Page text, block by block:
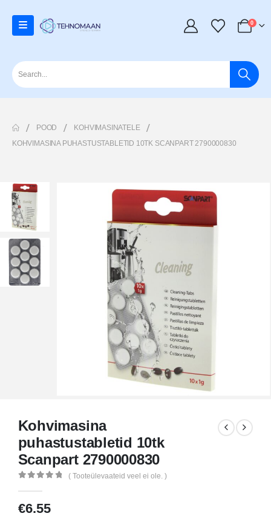
0
POOD
KOHVIMASINATELE
KOHVIMASINA PUHASTUSTABLETID 10TK SCANPART 2790000830
Kohvimasina
puhastustabletid 10tk
Scanpart 2790000830
( Tooteülevaateid veel ei ole. )
€6.55